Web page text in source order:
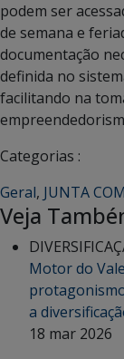
podem ser
de semana e
documentação
definida no
facilitando na
Categorias :
Geral, JUNTA
Veja
Motor do
a
18 mar 2026